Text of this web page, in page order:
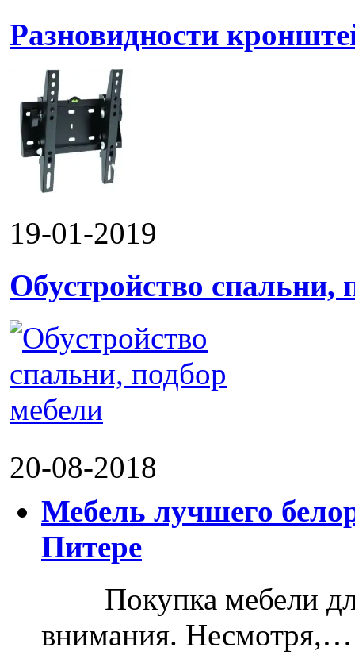
Разновидности
19-01-2019
Обустройство спальни,
20-08-2018
Мебель лучшего
Питере
Покупка мебели для
внимания. Несмотря,…